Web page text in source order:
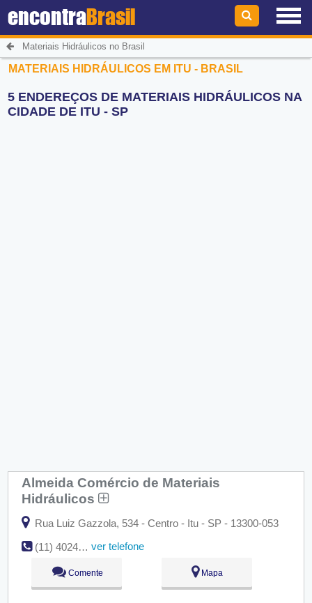
encontraBrasil
Materiais Hidráulicos no Brasil
MATERIAIS HIDRÁULICOS EM ITU - BRASIL
5 ENDEREÇOS DE MATERIAIS HIDRÁULICOS NA
CIDADE DE ITU - SP
Almeida Comércio de Materiais
Hidráulicos
Rua Luiz Gazzola, 534 - Centro - Itu - SP - 13300-053
(11) 4024-0678
ver telefone
Comente Mapa